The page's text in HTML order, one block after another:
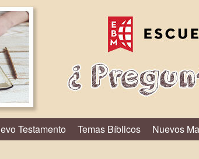
Testamento Temas Bíblicos Nuevos